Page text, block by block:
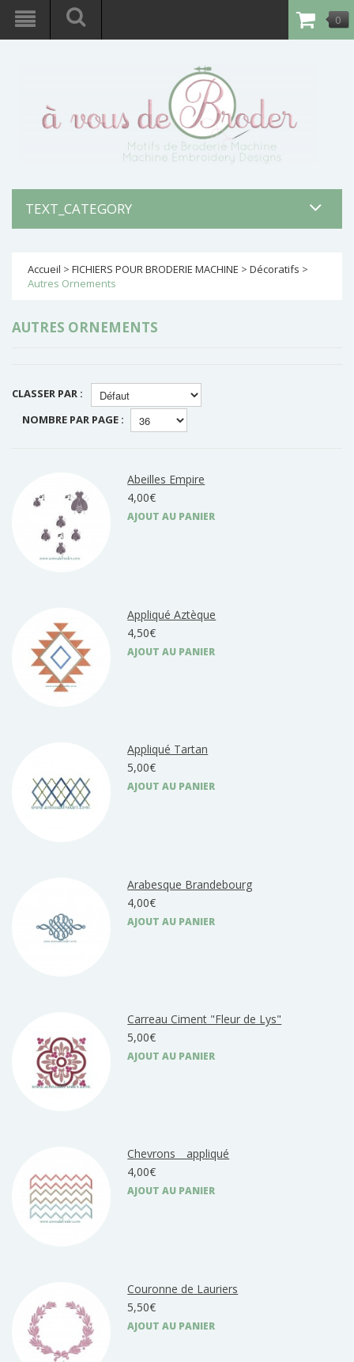
0
TEXT_CATEGORY
Accueil > FICHIERS POUR BRODERIE MACHINE > Décoratifs >
Autres Ornements
AUTRES ORNEMENTS
CLASSER PAR :
NOMBRE PAR PAGE :
Abeilles Empire
4,00€
AJOUT AU PANIER
Appliqué Aztèque
4,50€
AJOUT AU PANIER
Appliqué Tartan
5,00€
AJOUT AU PANIER
Arabesque Brandebourg
4,00€
AJOUT AU PANIER
Carreau Ciment "Fleur de Lys"
5,00€
AJOUT AU PANIER
Chevrons _ appliqué
4,00€
AJOUT AU PANIER
Couronne de Lauriers
5,50€
AJOUT AU PANIER